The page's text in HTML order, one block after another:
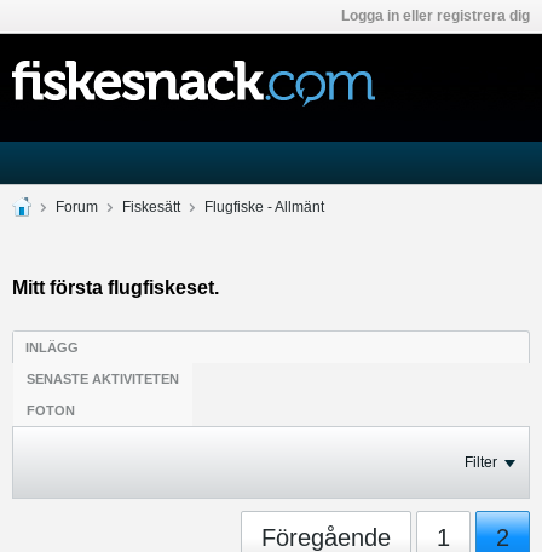
Logga in eller registrera dig
Forum Fiskesätt Flugfiske - Allmänt
Mitt första flugfiskeset.
INLÄGG
SENASTE AKTIVITETEN
FOTON
Filter
Föregående 1 2